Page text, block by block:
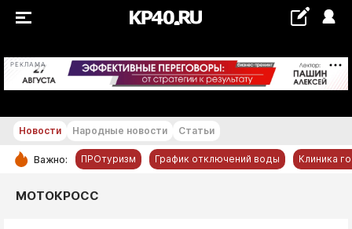
РЕКЛАМА +21...+22 °С
РУБРИКИ
Новости Народные новости Статьи
Важно: ПРОтуризм График отключений воды Клиника
МОТОКРОСС